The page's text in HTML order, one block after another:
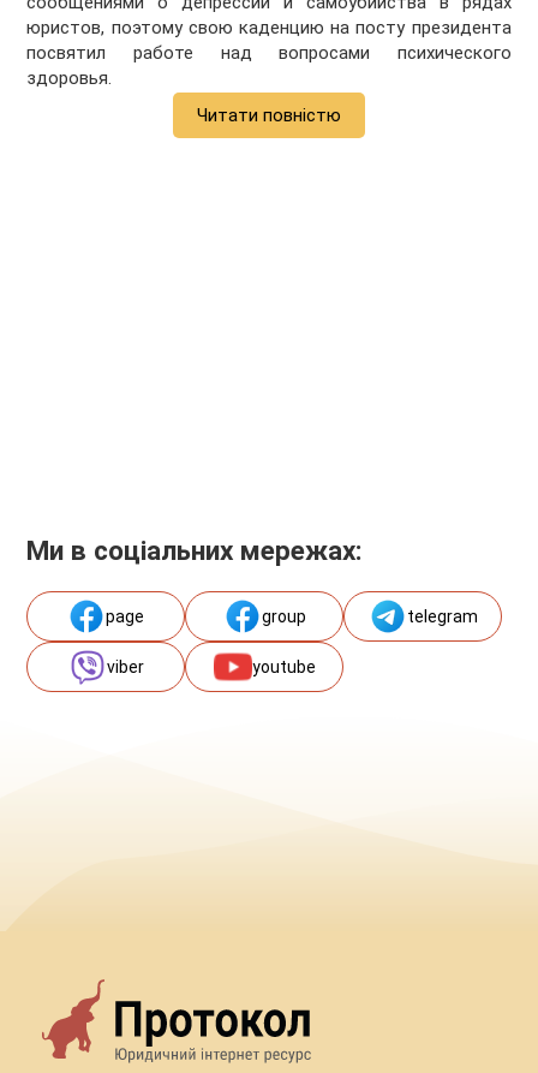
юристов, поэтому свою каденцию на посту президента
посвятил работе над вопросами психического
здоровья.
Читати повністю
Ми в соціальних мережах:
page group telegram
viber youtube